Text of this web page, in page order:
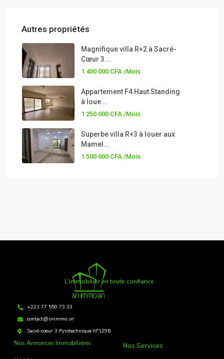
Autres propriétés
Magnifique villa R+2 à Sacré-
Cœur 3...
1 400 000 CFA/Mois
Appartement F4 Haut Standing
à loue...
1 250 000 CFA/Mois
Superbe villa R+3 à louer aux
Mamel...
1 500 000 CFA/Mois
L'immobilier en toute confiance
+221 77 550 73 33
contact@snimmo.sn
Sacré-coeur 3 Pyrotechnique N°129B
Nos Annonces Immobiliéres Nos Services